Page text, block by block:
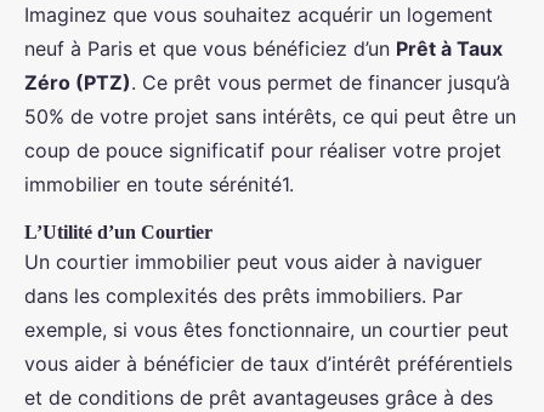
Imaginez que vous souhaitez acquérir un logement
neuf à Paris et que vous bénéficiez d’un Prêt à Taux
Zéro (PTZ). Ce prêt vous permet de financer jusqu’à
50% de votre projet sans intérêts, ce qui peut être un
coup de pouce significatif pour réaliser votre projet
immobilier en toute sérénité1.
L’Utilité d’un Courtier
Un courtier immobilier peut vous aider à naviguer
dans les complexités des prêts immobiliers. Par
exemple, si vous êtes fonctionnaire, un courtier peut
vous aider à bénéficier de taux d’intérêt préférentiels
et de conditions de prêt avantageuses grâce à des